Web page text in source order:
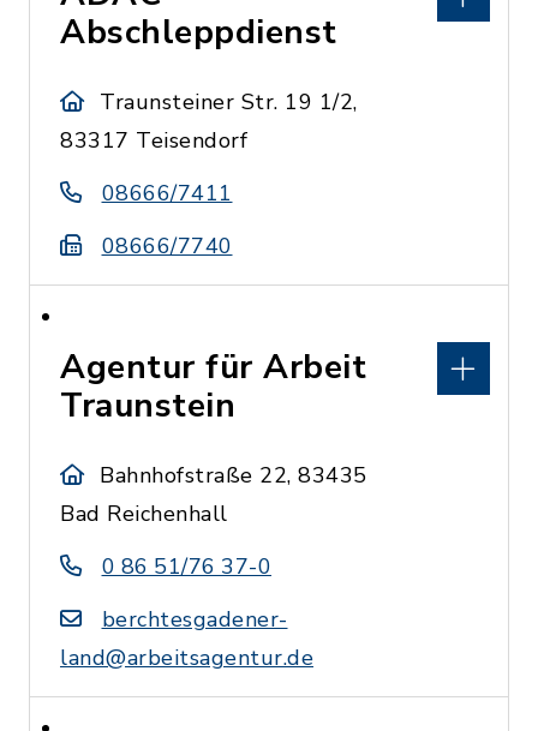
Abschleppdienst
Traunsteiner Str. 19 1/2,
83317 Teisendorf
08666/7411
08666/7740
Agentur für Arbeit
Traunstein
Bahnhofstraße 22, 83435
Bad Reichenhall
0 86 51/76 37-0
berchtesgadener-
land@arbeitsagentur.de